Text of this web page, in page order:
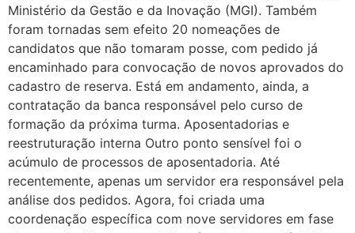
Ministério da Gestão e da Inovação (MGI). Também
foram tornadas sem efeito 20 nomeações de
candidatos que não tomaram posse, com pedido já
encaminhado para convocação de novos aprovados do
cadastro de reserva. Está em andamento, ainda, a
contratação da banca responsável pelo curso de
formação da próxima turma. Aposentadorias e
reestruturação interna Outro ponto sensível foi o
acúmulo de processos de aposentadoria. Até
recentemente, apenas um servidor era responsável pela
análise dos pedidos. Agora, foi criada uma
coordenação específica com nove servidores em fase